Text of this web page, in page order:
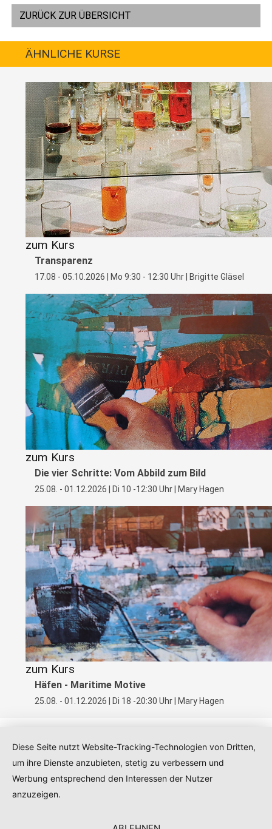
ÄHNLICHE KURSE
zum Kurs
Transparenz
17.08 - 05.10.2026 | Mo 9:30 - 12:30 Uhr | Brigitte Gläsel
zum Kurs
Die vier Schritte: Vom Abbild zum Bild
25.08. - 01.12.2026 | Di 10 -12:30 Uhr | Mary Hagen
zum Kurs
Häfen - Maritime Motive
25.08. - 01.12.2026 | Di 18 -20:30 Uhr | Mary Hagen
ZURÜCK ZUR ÜBERSICHT
Impressum |Datenschutz
Diese Seite nutzt Website-Tracking-Technologien von Dritten,
um ihre Dienste anzubieten, stetig zu verbessern und
Werbung entsprechend den Interessen der Nutzer
anzuzeigen.